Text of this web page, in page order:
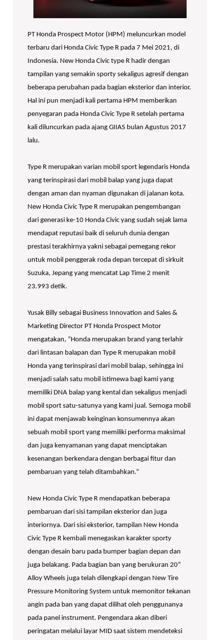
PT Honda Prospect Motor (HPM) meluncurkan model
terbaru dari Honda Civic Type R pada 7 Mei 2021, di
Indonesia. New Honda Civic type R hadir dengan
tampilan yang semakin sporty sekaligus agresif dengan
beberapa perubahan pada bagian eksterior dan interior.
Hal ini pun menjadi kali pertama HPM memberikan
penyegaran pada Honda Civic Type R setelah pertama
kali diluncurkan pada ajang GIIAS bulan Agustus 2017
lalu.
Type R merupakan varian mobil sport legendaris Honda
yang terinspirasi dari mobil balap yang juga dapat
dengan aman dan nyaman digunakan di jalanan kota.
New Honda Civic Type R merupakan pengembangan
dari generasi ke-10 Honda Civic yang sudah sejak lama
mendapat reputasi baik di seluruh dunia dengan
prestasi terakhirnya yakni sebagai pemegang rekor
untuk mobil penggerak roda depan tercepat di sirkuit
Suzuka, Jepang yang mencatat Lap Time 2 menit
23.993 detik.
Yusak Billy sebagai Business Innovation and Sales &
Marketing Director PT Honda Prospect Motor
mengatakan, “Honda merupakan brand yang terlahir
dari lintasan balapan dan Type R merupakan mobil
Honda yang terinspirasi dari mobil balap, sehingga ini
menjadi salah satu mobil istimewa bagi kami yang
memiliki DNA balap yang kental dan sekaligus menjadi
mobil sport satu-satunya yang kami jual. Semoga mobil
ini dapat menjawab keinginan konsumennya akan
sebuah mobil sport yang memiliki performa maksimal
dan juga kenyamanan yang dapat menciptakan
kesenangan berkendara dengan berbagai fitur dan
pembaruan yang telah ditambahkan.”
New Honda Civic Type R mendapatkan beberapa
pembaruan dari sisi tampilan eksterior dan juga
interiornya. Dari sisi eksterior, tampilan New Honda
Civic Type R kembali menegaskan karakter sporty
dengan desain baru pada bumper bagian depan dan
juga belakang. Pada bagian ban yang berukuran 20”
Alloy Wheels juga telah dilengkapi dengan New Tire
Pressure Monitoring System untuk memonitor tekanan
angin pada ban yang dapat dilihat oleh penggunanya
pada panel instrument. Pengendara akan diberi
peringatan melalui layar MID saat sistem mendeteksi